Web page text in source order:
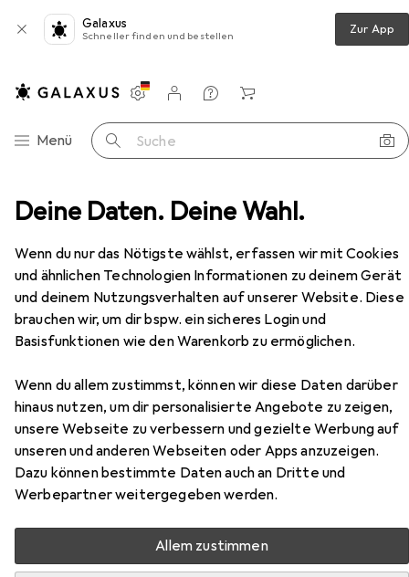
Deine Daten. Deine Wahl.
Wenn du nur das Nötigste wählst, erfassen wir mit Cookies
und ähnlichen Technologien Informationen zu deinem Gerät
und deinem Nutzungsverhalten auf unserer Website. Diese
brauchen wir, um dir bspw. ein sicheres Login und
Basisfunktionen wie den Warenkorb zu ermöglichen.
Wenn du allem zustimmst, können wir diese Daten darüber
hinaus nutzen, um dir personalisierte Angebote zu zeigen,
unsere Webseite zu verbessern und gezielte Werbung auf
unseren und anderen Webseiten oder Apps anzuzeigen.
Dazu können bestimmte Daten auch an Dritte und
Werbepartner weitergegeben werden.
Allem zustimmen
Galaxus
Schneller finden und bestellen Zur App
Navigation nach Kategorien
Menü Suche
Einstellungen
Kundenkonto
Vergleichslisten
Merklisten
Warenkorb
Komponenten Prozessor AMD Ryzen 9 5900XT
EUR
297,08
AMDRyzen 9 5900XT
AM4, 3.30 GHz, 16 -Core
Zubehör für AMD Ryzen 9
5900XT
Hier findest du passendes Zubehör zum Produkt AMD
Wärmeleitpad und CPU Kühler.